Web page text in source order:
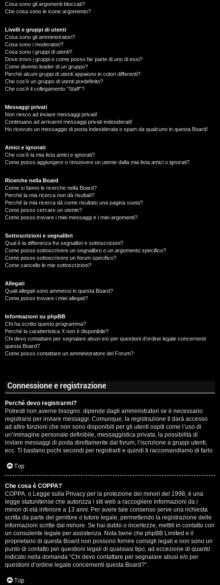
A
r
g
o
m
e
Cosa sono gli argomenti bloccati?
Che cosa sono le icone argomento?
Livelli e gruppi di utenti
Cosa sono gli amministratori?
Cosa sono i moderatori?
Cosa sono i gruppi di utenti?
Dove trovo i gruppi e come posso far parte di uno di essi?
Come divento leader di un gruppo?
Perché alcuni gruppi di utenti appaiono in colori differenti?
Che cos’è un gruppo di utenti predefinito?
Che cos’è il collegamento “Staff”?
Messaggi privati
Non riesco ad inviare messaggi privati!
Continuano ad arrivarmi messaggi privati indesiderati!
Ho ricevuto un messaggio di posta indesiderata o spam da qualcuno in questa Board!
Amici e ignorati
Che cos’è la mia lista amici e ignorati?
Come posso aggiungere o rimuovere un utente dalla mia lista amici o ignorati?
Ricerche nella Board
Come si fanno le ricerche nella Board?
Perché la mia ricerca non dà risultati?
Perché la mia ricerca dà come risultato una pagina vuota?
Come posso cercare un utente?
Come posso trovare i miei messaggi e i miei argomenti?
Sottoscrizioni e segnalibri
Qual è la differenza fra segnalibri e sottoscrizioni?
Come posso sottoscrivere un segnalibro o un argomento specifico?
Come posso sottoscrivere un forum specifico?
Come cancello le mie sottoscrizioni?
Allegati
Quali allegati sono ammessi in questa Board?
Come posso trovare i miei allegati?
Informazioni su phpBB
Chi ha scritto questo programma?
Perché la caratteristica X non è disponibile?
Chi devo contattare per segnalare abusi e/o per questioni d’ordine legale concernenti
questa Board?
Come posso contattare un amministratore del Forum?
Connessione e registrazione
Perché devo registrarmi?
Potresti non averne bisogno: dipende dagli amministratori se è necessario
registrarsi per inviare messaggi. Comunque, la registrazione ti darà accesso
ad altre funzioni che non sono disponibili per gli utenti ospiti come l’uso di
un’immagine personale definibile, messaggistica privata, la possibilità di
inviare messaggi di posta direttamente dal forum, l’iscrizione a gruppi utenti,
ecc. Ti bastano pochi secondi per registrarti e quindi ti raccomandiamo di farlo.
Top
Che cosa è COPPA?
COPPA, o Legge sulla Privacy per la protezione dei minori del 1998, è una
legge statunitense che autorizza i siti web a raccogliere informazioni da i
minori di età inferiore a 13 anni. Per avere tale consenso serve una richiesta
scritta da parte del genitore o tutore legale, permettendo la registrazione delle
informazioni scritte dal minore. Se hai dubbi o incertezze, mettiti in contatto con
un consulente legale per assistenza. Nota bene che phpBB Limited e il
proprietario di questa Board non possono fornire consigli legali e non sono un
punto di contatto per questioni legali di qualsiasi tipo, ad eccezione di quanto
indicato nella domanda “Chi devo contattare per segnalare abusi e/o per
questioni d’ordine legale concernenti questa Board?”.
Top
T
o
p
i
c
A
t